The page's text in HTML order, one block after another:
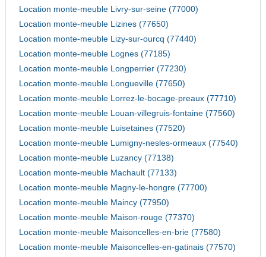
Location monte-meuble Livry-sur-seine (77000)
Location monte-meuble Lizines (77650)
Location monte-meuble Lizy-sur-ourcq (77440)
Location monte-meuble Lognes (77185)
Location monte-meuble Longperrier (77230)
Location monte-meuble Longueville (77650)
Location monte-meuble Lorrez-le-bocage-preaux (77710)
Location monte-meuble Louan-villegruis-fontaine (77560)
Location monte-meuble Luisetaines (77520)
Location monte-meuble Lumigny-nesles-ormeaux (77540)
Location monte-meuble Luzancy (77138)
Location monte-meuble Machault (77133)
Location monte-meuble Magny-le-hongre (77700)
Location monte-meuble Maincy (77950)
Location monte-meuble Maison-rouge (77370)
Location monte-meuble Maisoncelles-en-brie (77580)
Location monte-meuble Maisoncelles-en-gatinais (77570)